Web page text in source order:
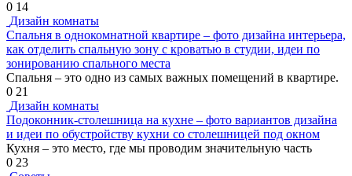
0 14
Дизайн комнаты
Спальня в однокомнатной квартире – фото дизайна интерьера,
как отделить спальную зону с кроватью в студии, идеи по
зонированию спального места
Спальня – это одно из самых важных помещений в квартире.
0 21
Дизайн комнаты
Подоконник-столешница на кухне – фото вариантов дизайна
и идеи по обустройству кухни со столешницей под окном
Кухня – это место, где мы проводим значительную часть
0 23